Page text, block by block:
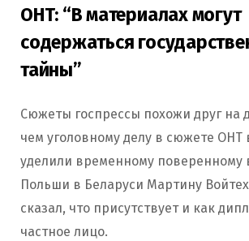
ОНТ: “В материалах могут
содержаться
тайны”
Сюжеты госпрессы похожи друг на
чем уголовному делу в сюжете ОНТ
уделили временному поверенному
Польши в Беларуси Мартину
сказал, что присутствует и как
частное лицо.